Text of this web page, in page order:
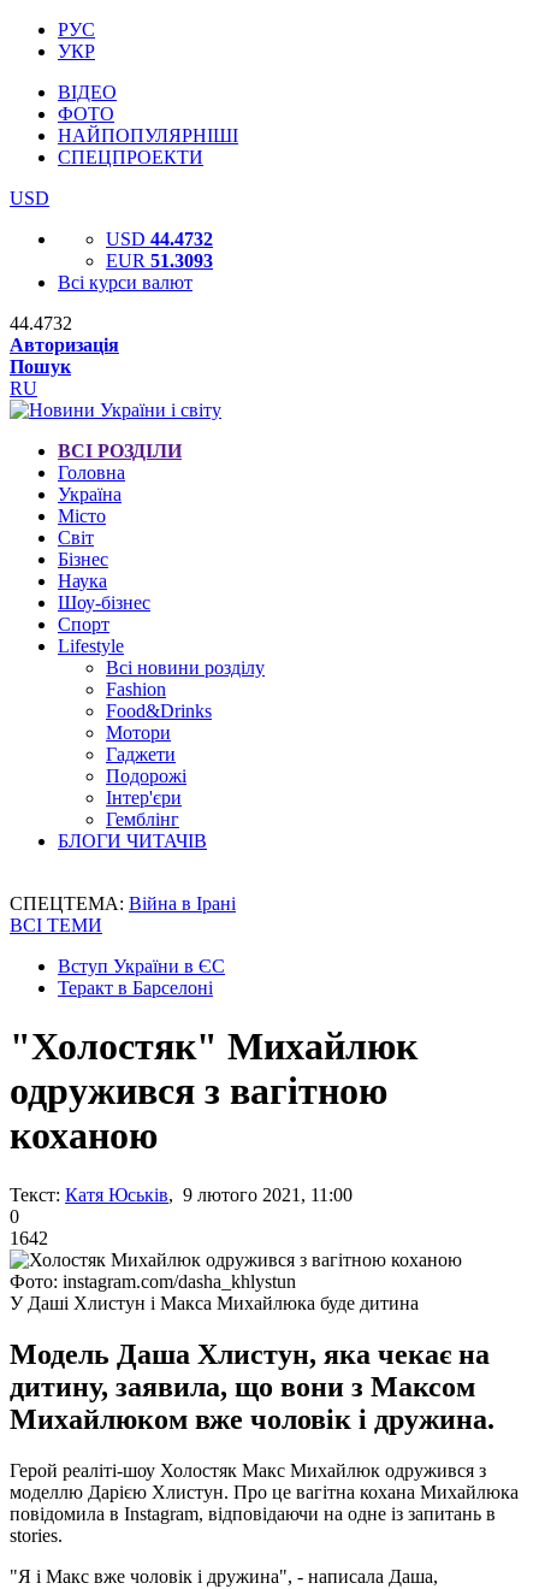
РУС
УКР
ВІДЕО
ФОТО
НАЙПОПУЛЯРНІШІ
СПЕЦПРОЕКТИ
USD
USD 44.4732
EUR 51.3093
Всі курси валют
44.4732
Авторизація
Пошук
RU
ВСІ РОЗДІЛИ
Головна
Україна
Місто
Світ
Бізнес
Наука
Шоу-бізнес
Спорт
Lifestyle
Всі новини розділу
Fashion
Food&Drinks
Мотори
Гаджети
Подорожі
Інтер'єри
Гемблінг
БЛОГИ ЧИТАЧІВ
СПЕЦТЕМА: Війна в Ірані
ВСІ ТЕМИ
Вступ України в ЄС
Теракт в Барселоні
"Холостяк" Михайлюк
одружився з вагітною
коханою
Текст: Катя Юськів, 9 лютого 2021, 11:00
0
1642
Фото: instagram.com/dasha_khlystun
У Даші Хлистун і Макса Михайлюка буде дитина
Модель Даша Хлистун, яка чекає на
дитину, заявила, що вони з Максом
Михайлюком вже чоловік і дружина.
Герой реаліті-шоу Холостяк Макс Михайлюк одружився з
моделлю Дарією Хлистун. Про це вагітна кохана Михайлюка
повідомила в Instagram, відповідаючи на одне із запитань в
stories.
"Я і Макс вже чоловік і дружина", - написала Даша,